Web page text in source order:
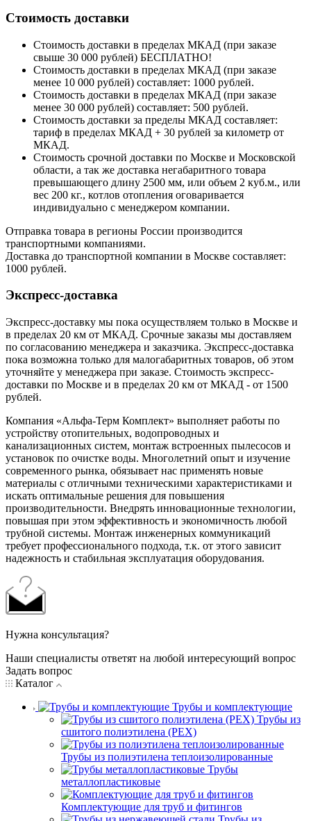
Стоимость доставки
Стоимость доставки в пределах МКАД (при заказе
свыше 30 000 рублей) БЕСПЛАТНО!
Стоимость доставки в пределах МКАД (при заказе
менее 10 000 рублей) составляет: 1000 рублей.
Стоимость доставки в пределах МКАД (при заказе
менее 30 000 рублей) составляет: 500 рублей.
Стоимость доставки за пределы МКАД составляет:
тариф в пределах МКАД + 30 рублей за километр от
МКАД.
Стоимость срочной доставки по Москве и Московской
области, а так же доставка негабаритного товара
превышающего длину 2500 мм, или объем 2 куб.м., или
вес 200 кг., котлов отопления оговаривается
индивидуально с менеджером компании.
Отправка товара в регионы России производится
транспортными компаниями.
Доставка до транспортной компании в Москве составляет:
1000 рублей.
Экспресс-доставка
Экспресс-доставку мы пока осуществляем только в Москве и
в пределах 20 км от МКАД. Срочные заказы мы доставляем
по согласованию менеджера и заказчика. Экспресс-доставка
пока возможна только для малогабаритных товаров, об этом
уточняйте у менеджера при заказе. Стоимость экспресс-
доставки по Москве и в пределах 20 км от МКАД - от 1500
рублей.
Компания «Альфа-Терм Комплект» выполняет работы по
устройству отопительных, водопроводных и
канализационных систем, монтаж встроенных пылесосов и
установок по очистке воды. Многолетний опыт и изучение
современного рынка, обязывает нас применять новые
материалы с отличными техническими характеристиками и
искать оптимальные решения для повышения
производительности. Внедрять инновационные технологии,
повышая при этом эффективность и экономичность любой
трубной системы. Монтаж инженерных коммуникаций
требует профессионального подхода, т.к. от этого зависит
надежность и стабильная эксплуатация оборудования.
Нужна консультация?
Наши специалисты ответят на любой интересующий вопрос
Задать вопрос
Каталог
Трубы и комплектующие
Трубы из
сшитого полиэтилена (PEX)
Трубы из полиэтилена теплоизолированные
Трубы
металлопластиковые
Комплектующие для труб и фитингов